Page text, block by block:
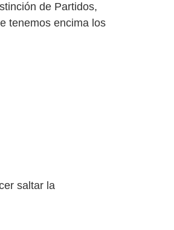
de Partidos,
tenemos encima los
saltar la